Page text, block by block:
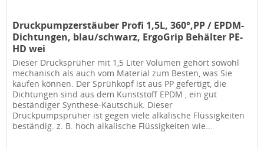
Druckpumpzerstäuber Profi 1,5L, 360°,PP / EPDM-
Dichtungen, blau/schwarz, ErgoGrip Behälter PE-
HD wei
Dieser Drucksprüher mit 1,5 Liter Volumen gehört sowohl
mechanisch als auch vom Material zum Besten, was Sie
kaufen können. Der Sprühkopf ist aus PP gefertigt, die
Dichtungen sind aus dem Kunststoff EPDM , ein gut
beständiger Synthese-Kautschuk. Dieser
Druckpumpsprüher ist gegen viele alkalische Flüssigkeiten
beständig. z. B. hoch alkalische Flüssigkeiten wie...